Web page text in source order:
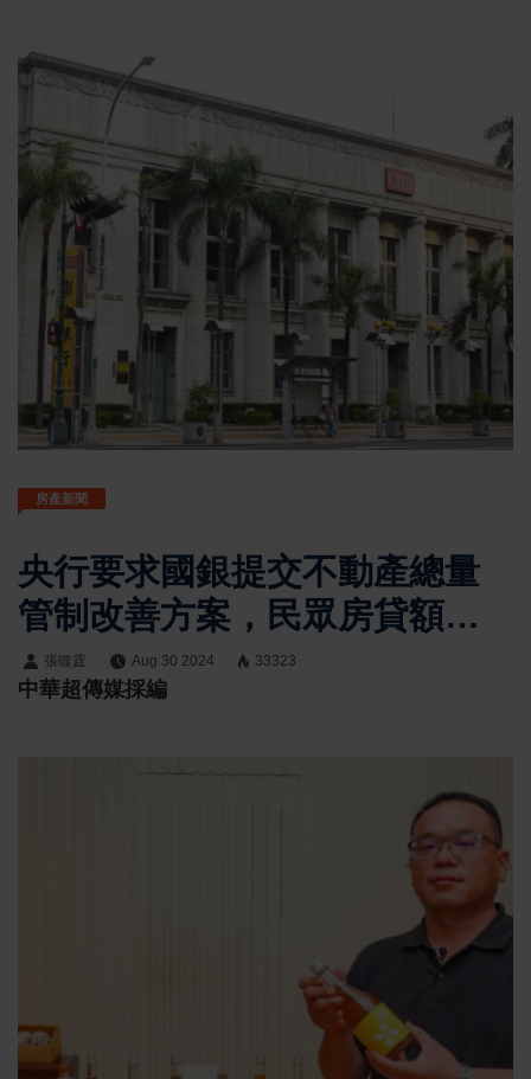
房產新聞
央行要求國銀提交不動產總量
管制改善方案，民眾房貸額度
恐因土建融而被犧牲
張噬霆 Aug 30 2024 33323
中華超傳媒採編